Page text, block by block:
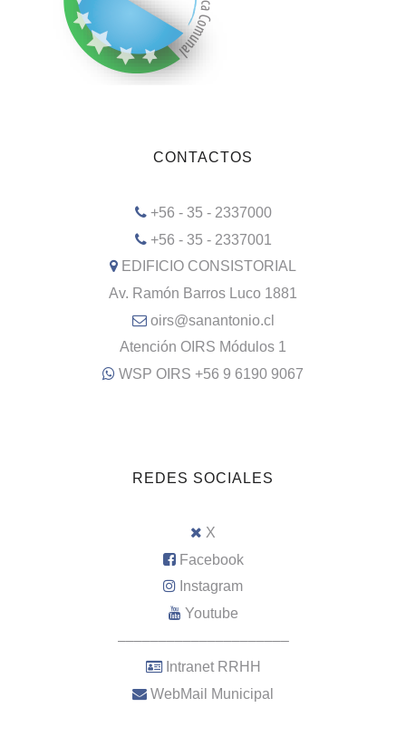
CONTACTOS
+56 - 35 - 2337000
+56 - 35 - 2337001
EDIFICIO CONSISTORIAL
Av. Ramón Barros Luco 1881
oirs@sanantonio.cl
Atención OIRS Módulos 1
WSP OIRS +56 9 6190 9067
REDES SOCIALES
X
Facebook
Instagram
Youtube
–––––––––––––––––––––
Intranet RRHH
WebMail Municipal